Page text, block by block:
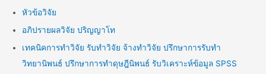
หัวข้อวิจัย
อภิปรายผลวิจัย ปริญญาโท
เทคนิคการทำวิจัย รับทำวิจัย จ้างทำวิจัย ปรึกษาการรับทำ
วิทยานิพนธ์ ปรึกษาการทำดุษฎีนิพนธ์ รับวิเคราะห์ข้อมูล SPSS